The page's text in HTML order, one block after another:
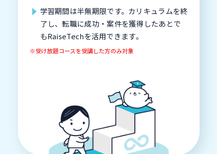
学習期間は半無期限です。カリキュラムを終
了し、転職に成功・案件を獲得したあとで
もRaiseTechを活用できます。
※受け放題コースを受講した方のみ対象